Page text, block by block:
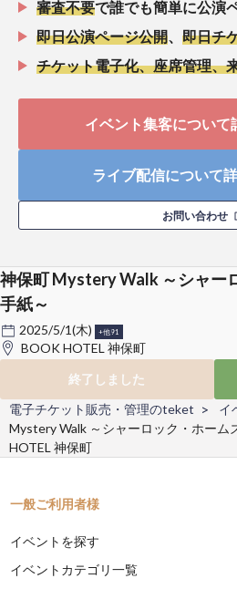
審査不要で誰でも簡単に公演
即日公演ページ公開、 即日チ
チケット電子化、座席管理、
イベント集客について
ライブ配信について
お問い合わせ
神保町 Mystery Walk ～シャー
手紙～
2025/5/1(木) +他91
BOOK HOTEL 神保町
終了しました
電子チケット販売・管理のteket イ
Mystery Walk ～シャーロック・ホーム
HOTEL 神保町
一般ご利用者様
イベントを探す
イベントカテゴリ一覧